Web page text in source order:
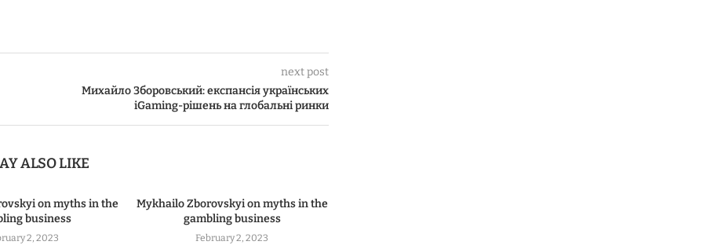
next post
Михайло Зборовський: експансія українських
iGaming-рішень на глобальні ринки
ALSO LIKE
on myths in the
business
2, 2023
Mykhailo Zborovskyi on myths in the
gambling business
February 2, 2023